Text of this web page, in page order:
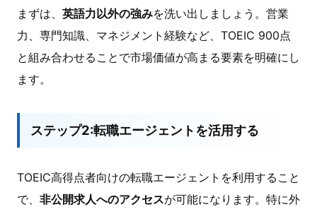
まずは、 英語力以外の強みを洗い出しましょう。営業
力、専門知識、マネジメント経験など、TOEIC 900点
と組み合わせることで市場価値が高まる要素を明確にし
ます。
ステップ2:転職エージェントを活用する
TOEIC高得点者向けの転職エージェントを利用すること
で、 非公開求人へのアクセスが可能になります。特に外